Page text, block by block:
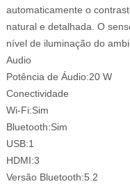
automaticamente o
natural e detalhada. O
nível de iluminação do
Audio
Potência de Áudio:20 W
Conectividade
Wi-Fi:Sim
Bluetooth:Sim
USB:1
HDMI:3
Versão Bluetooth:5.2